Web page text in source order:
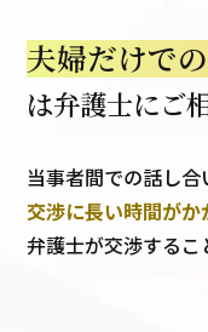
夫婦だけで
は弁護士にご
当事者間での話し
交渉に長い時間が
弁護士が交渉するこ